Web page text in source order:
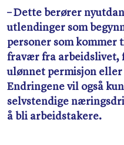
– Dette berører
utlendinger som
personer som kommer
fravær fra arbeidslivet,
ulønnet permisjon
Endringene vil også
selvstendige
å bli arbeidstakere.